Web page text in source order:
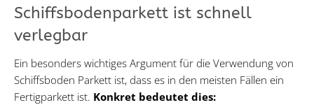
Schiffsbodenparkett ist schnell
verlegbar
Ein besonders wichtiges Argument für die Verwendung von
Schiffsboden Parkett ist, dass es in den meisten Fällen ein
Fertigparkett ist. Konkret bedeutet dies: